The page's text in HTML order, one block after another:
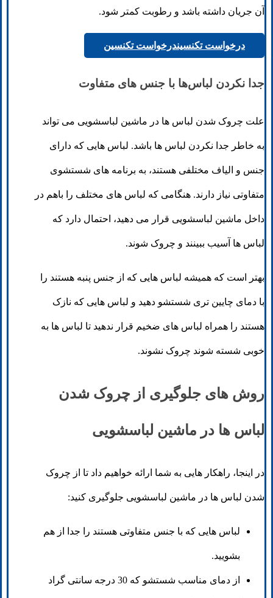
آن جریان داشته باشد و رطوبت کمتر شود.
درخواست تکنسیندرخواست تکنسین
جدا نکردن لباس‌ها با جنس های متفاوت
علت چروک شدن لباس ها در ماشین لباسشویی می تواند
به خاطر جدا نکردن لباس ها باشد. لباس هایی که دارای
جنس و الیاف مختلفی هستند، به برنامه های شستشوی
متفاوتی نیاز دارند. هنگامی که لباس های مختلف را باهم در
داخل ماشین لباسشویی قرار می دهید، احتمال دارد که
لباس ها آسیب ببینند و چروک شوند.
بهتر است که همیشه لباس هایی که از جنس پنبه هستند را
با دمای چایین تری شستشو دهید و لباس هایی که نازک
هستند را همراه لباس های ضخیم قرار ندهید تا لباس ها به
خوبی شسته شوند چروک نشوند.
روش های جلوگیری از چروک شدن
لباس ها در ماشین لباسشویی
در اینجا، راهکار هایی به شما ارائه خواهیم داد تا از چروک
شدن لباس ها در ماشین لباسشویی جلوگیری کنید:
لباس هایی که با جنس متفاوتی هستند را جدا از هم
بشویید.
از دمای مناسب شستشو که 30 درجه سانتی گراد